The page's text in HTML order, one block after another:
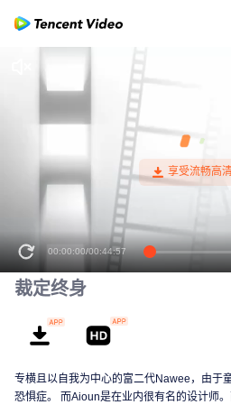
00:00:00/00:44:57
裁定终身
专横且以自我为中心的富二代Nawee，由于
恐惧症。 而Aioun是在业内很有名的设计师